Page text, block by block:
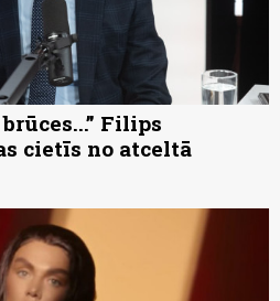
Filips
cietīs no atceltā